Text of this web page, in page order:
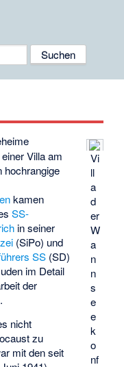
Vi
ll
a
d
er
W
a
n
n
s
e
e
k
o
nf
Villa am
hochrangige
kamen
SS-
in seiner
(SiPo) und
SS (SD)
im Detail
der
nicht
zu
mit den seit